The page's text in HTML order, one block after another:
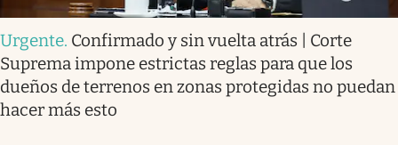
Urgente. Confirmado y sin vuelta atrás | Corte
Suprema impone estrictas reglas para que los
dueños de terrenos en zonas protegidas no puedan
hacer más esto